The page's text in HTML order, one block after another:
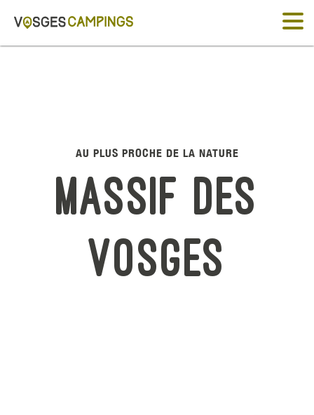
AU PLUS PROCHE DE LA NATURE
Massif des
Vosges